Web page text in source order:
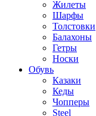
Жилеты
Шарфы
Толстовки
Балахоны
Гетры
Носки
Обувь
Казаки
Кеды
Чопперы
Steel